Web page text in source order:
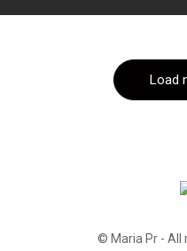
Load
© Maria Pr - All